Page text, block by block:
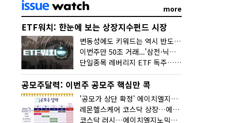
more
ETF워치: 한눈에 보는 상장지수펀드 시장
변동성에도 키워드는 역시 반도체…신상품은 우주·방산
이번주만 50조 거래...'삼전·닉스 레버리지' 수익률은 -30%
단일종목 레버리지 ETF 독주…'증시 블랙홀'
공모주달력: 이번주 공모주 핵심만 콕
'공모가 상단 확정' 에이치엘지노믹스 청약
레몬헬스케어 코스닥 상장…에이치엘지노믹스 수요예측
코스닥 러시…에이치엘지노믹스 수요예측·레메디 청약